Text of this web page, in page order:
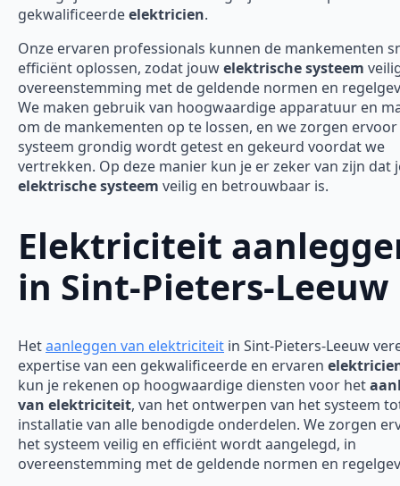
gekwalificeerdeelektricien.
Onze ervaren professionals kunnen de mankementen
efficiënt oplossen, zodat jouwelektrische systeem
overeenstemming met de geldende normen en
We maken gebruik van hoogwaardige apparatuur en
om de mankementen op te lossen, en we zorgen
systeem grondig wordt getest en gekeurd voordat we
vertrekken. Op deze manier kun je er zeker van zijn dat
elektrische systeem veilig en betrouwbaar is.
Elektriciteit
in Sint-Pieters-Leeuw
Hetaanleggen van elektriciteit in Sint-Pieters-Leeuw
expertise van een gekwalificeerde en ervaren
kun je rekenen op hoogwaardige diensten voor het
van elektriciteit, van het ontwerpen van het systeem
installatie van alle benodigde onderdelen. We zorgen
het systeem veilig en efficiënt wordt aangelegd, in
overeenstemming met de geldende normen en